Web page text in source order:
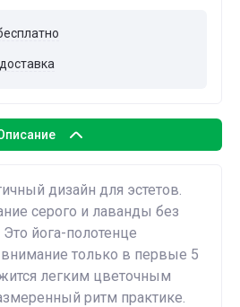
дизайн для эстетов.
серого и лаванды без
йога-полотенце
только в первые 5
легким цветочным
ритм практике.